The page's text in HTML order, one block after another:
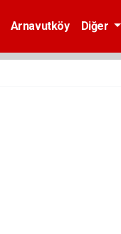
Arnavutköy Diğer